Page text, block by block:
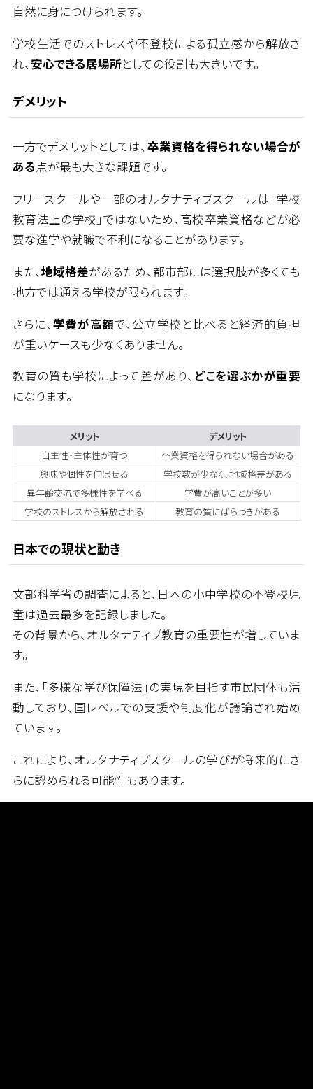
自然に身につけられます。
学校生活でのストレスや不登校による孤立感から解放さ
れ、 安心できる居場所としての役割も大きいです。
デメリット
一方でデメリットとしては、 卒業資格を得られない場合が
ある点が最も大きな課題です。
フリースクールや一部のオルタナティブスクールは「学校
教育法上の学校」ではないため、高校卒業資格などが必
要な進学や就職で不利になることがあります。
また、地域格差があるため、都市部には選択肢が多くても
地方では通える学校が限られます。
さらに、 学費が高額で、公立学校と比べると経済的負担
が重いケースも少なくありません。
教育の質も学校によって差があり、 どこを選ぶかが重要
になります。
メリット
デメリット
自主性・主体性が育つ
卒業資格を得られない場合がある
興味や個性を伸ばせる
学校数が少なく、地域格差がある
異年齢交流で多様性を学べる
学費が高いことが多い
学校のストレスから解放される
教育の質にばらつきがある
日本での現状と動き
文部科学省の調査によると、日本の小中学校の不登校児
童は過去最多を記録しました。
その背景から、オルタナティブ教育の重要性が増していま
す。
また、「多様な学び保障法」の実現を目指す市民団体も活
動しており、国レベルでの支援や制度化が議論され始め
ています。
これにより、オルタナティブスクールの学びが将来的にさ
らに認められる可能性もあります。